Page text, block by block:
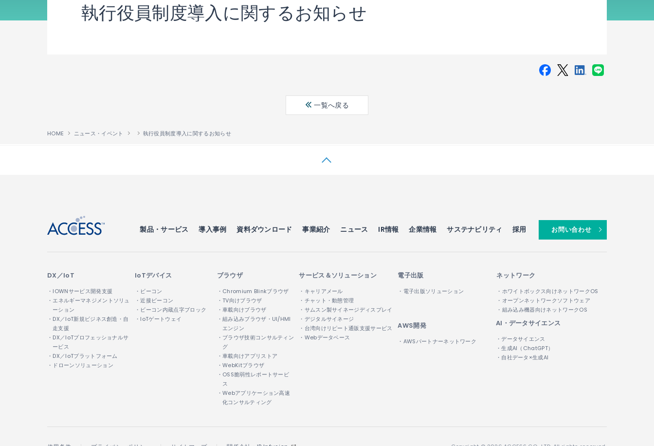
執行役員制度導入に関するお知らせ
一覧へ戻る
HOME ニュース・イベント 執行役員制度導入に関するお知らせ
製品・サービス 導入事例 資料ダウンロード 事業紹介 ニュース IR情報 企業情報 サステナビリティ 採用 お問い合わせ
DX／IoT
・IOWNサービス開発支援
・エネルギーマネジメントソリュ
ーション
・DX／IoT新規ビジネス創造・自
走支援
・DX／IoTプロフェッショナルサ
ービス
・DX／IoTプラットフォーム
・ドローンソリューション
IoTデバイス
・ビーコン
・近接ビーコン
・ビーコン内蔵点字ブロック
・IoTゲートウェイ
ブラウザ
・Chromium Blinkブラウザ
・TV向けブラウザ
・車載向けブラウザ
・組み込みブラウザ・UI/HMI
エンジン
・ブラウザ技術コンサルティン
グ
・車載向けアプリストア
・WebKitブラウザ
・OSS脆弱性レポートサービ
ス
・Webアプリケーション高速
化コンサルティング
サービス＆ソリューション
・キャリアメール
・チャット・動態管理
・サムスン製サイネージディスプレイ
・デジタルサイネージ
・台湾向けリピート通販支援サービス
・Webデータベース
電子出版
・電子出版ソリューション
ネットワーク
・ホワイトボックス向けネットワークOS
・オープンネットワークソフトウェア
・組み込み機器向けネットワークOS
AWS開発
・AWSパートナーネットワーク
AI・データサイエンス
・データサイエンス
・生成AI（ChatGPT）
・自社データ×生成AI